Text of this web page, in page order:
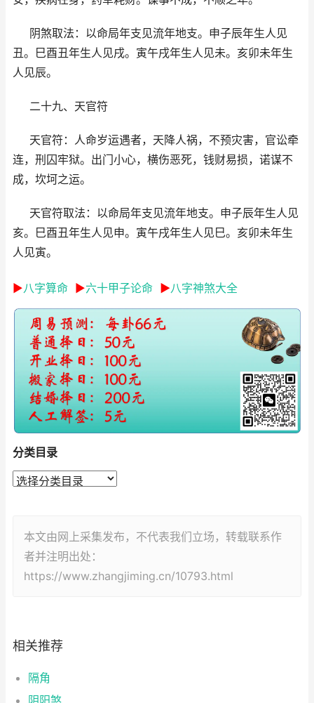
阴煞取法：以命局年支见流年地支。申子辰年生人见
丑。巳酉丑年生人见戌。寅午戌年生人见未。亥卯未年生
人见辰。
二十九、天官符
天官符：人命岁运遇者，天降人祸，不预灾害，官讼牵
连，刑囚牢狱。出门小心，横伤恶死，钱财易损，诺谋不
成，坎坷之运。
天官符取法：以命局年支见流年地支。申子辰年生人见
亥。巳酉丑年生人见申。寅午戌年生人见巳。亥卯未年生
人见寅。
►八字算命 ►六十甲子论命 ►八字神煞大全
分类目录
本文由网上采集发布，不代表我们立场，转载联系作
者并注明出处：
https://www.zhangjiming.cn/10793.html
相关推荐
隔角
阴阳煞